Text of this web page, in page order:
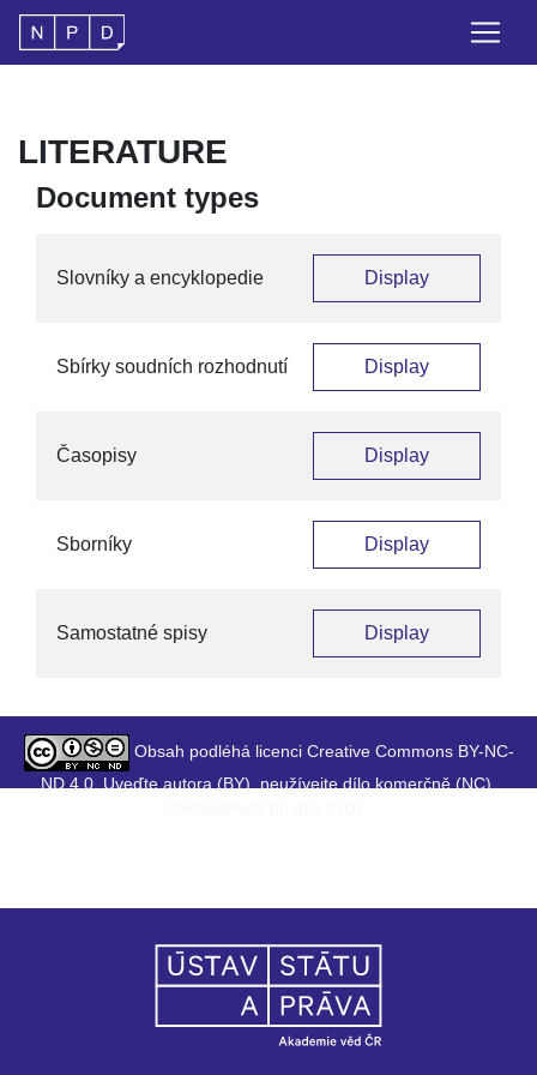
LITERATURE
Document types
Slovníky a encyklopedie Display
Sbírky soudních rozhodnutí Display
Časopisy Display
Sborníky Display
Samostatné spisy Display
Obsah podléhá licenci Creative Commons BY-NC-
ND 4.0. Uveďte autora (BY), neužívejte dílo komerčně (NC),